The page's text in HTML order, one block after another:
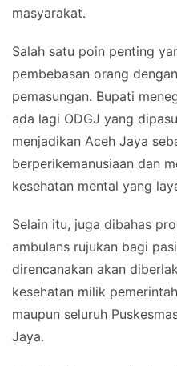
masyarakat.
Salah satu poin penting
pembebasan orang
pemasungan. Bupati
ada lagi ODGJ yang
menjadikan Aceh Jaya
berperikemanusiaan dan
kesehatan mental yang
Selain itu, juga dibahas
ambulans rujukan bagi
direncanakan akan
kesehatan milik
maupun seluruh
Jaya.